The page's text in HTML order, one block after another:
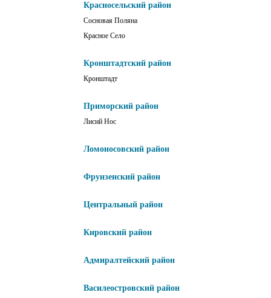
Красносельский район
Сосновая Поляна
Красное Село
Кронштадтский район
Кронштадт
Приморский район
Лисий Нос
Ломоносовский район
Фрунзенский район
Центральный район
Кировский район
Адмиралтейский район
Василеостровский район